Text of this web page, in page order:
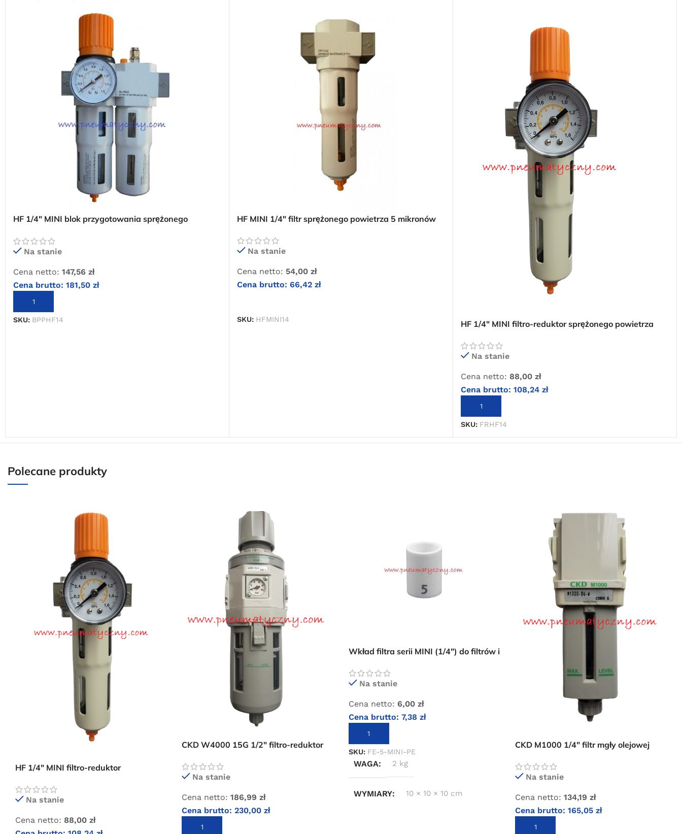
HF 1/4″ MINI blok przygotowania sprężonego
Na stanie
Cena netto: 147,56 zł
Cena brutto: 181,50 zł
DODAJ DO KOSZYKA
SKU: BPPHF14
HF MINI 1/4″ filtr sprężonego powietrza 5 mikronów
Na stanie
Cena netto: 54,00 zł
Cena brutto: 66,42 zł
SKU: HFMINI14 HF 1/4″ MINI filtro-reduktor sprężonego powietrza
Na stanie
Cena netto: 88,00 zł
Cena brutto: 108,24 zł
DODAJ DO KOSZYKA
SKU: FRHF14
Polecane produkty
HF 1/4″ MINI filtro-reduktor
Na stanie
Cena netto: 88,00 zł
CKD W4000 15G 1/2″ filtro-reduktor
Na stanie
Cena netto: 186,99zł
Cena brutto:230,00zł
DODAJ DO KOSZYKA
Wkład filtra serii MINI (1/4″) do filtrów i
Na stanie
Cena netto: 6,00 zł
Cena brutto: 7,38 zł
DODAJ DO KOSZYKA
SKU: FE-5-MINI-PE
WAGA 2 kg
WYMIARY 10 × 10 × 10 cm
CKD M1000 1/4″ filtr mgły olejowej
Na stanie
Cena netto: 134,19zł
Cena brutto:165,05zł
DODAJ DO KOSZYKA
Darmowa
dostawa
dla wszystkich zamówień złożonych w
sklepie internetowym o wartości
minimum 80,00 zł brutto.
Przejdź do sklepu
Oferta ograniczona czasowo